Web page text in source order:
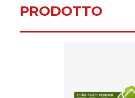
PRODOTTO